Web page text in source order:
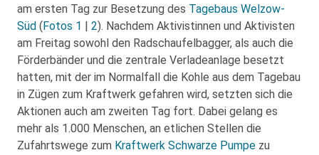
am ersten Tag zur Besetzung des Tagebaus Welzow-
Süd (Fotos 1 | 2). Nachdem Aktivistinnen und Aktivisten
am Freitag sowohl den Radschaufelbagger, als auch die
Förderbänder und die zentrale Verladeanlage besetzt
hatten, mit der im Normalfall die Kohle aus dem Tagebau
in Zügen zum Kraftwerk gefahren wird, setzten sich die
Aktionen auch am zweiten Tag fort. Dabei gelang es
mehr als 1.000 Menschen, an etlichen Stellen die
Zufahrtswege zum Kraftwerk Schwarze Pumpe zu